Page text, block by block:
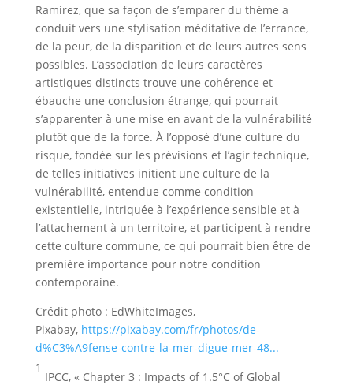
Ramirez, que sa façon de s’emparer du thème a
conduit vers une stylisation méditative de l’errance,
de la peur, de la disparition et de leurs autres sens
possibles. L’association de leurs caractères
artistiques distincts trouve une cohérence et
ébauche une conclusion étrange, qui pourrait
s’apparenter à une mise en avant de la vulnérabilité
plutôt que de la force. À l’opposé d’une culture du
risque, fondée sur les prévisions et l’agir technique,
de telles initiatives initient une culture de la
vulnérabilité, entendue comme condition
existentielle, intriquée à l’expérience sensible et à
l’attachement à un territoire, et participent à rendre
cette culture commune, ce qui pourrait bien être de
première importance pour notre condition
contemporaine.
Crédit photo : EdWhiteImages,
Pixabay, https://pixabay.com/fr/photos/de-
d%C3%A9fense-contre-la-mer-digue-mer-48...
1
IPCC, « Chapter 3 : Impacts of 1.5°C of Global